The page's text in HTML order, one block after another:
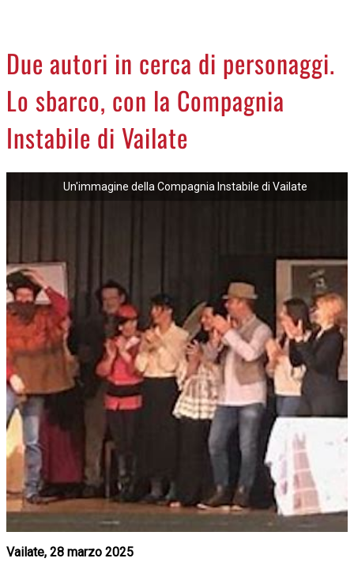
LA PIAZZA
ANIMALI
ACCEDI
Due autori in cerca di personaggi.
Lo sbarco, con la Compagnia
Instabile di Vailate
Un'immagine della Compagnia Instabile di Vailate
Vailate, 28 marzo 2025